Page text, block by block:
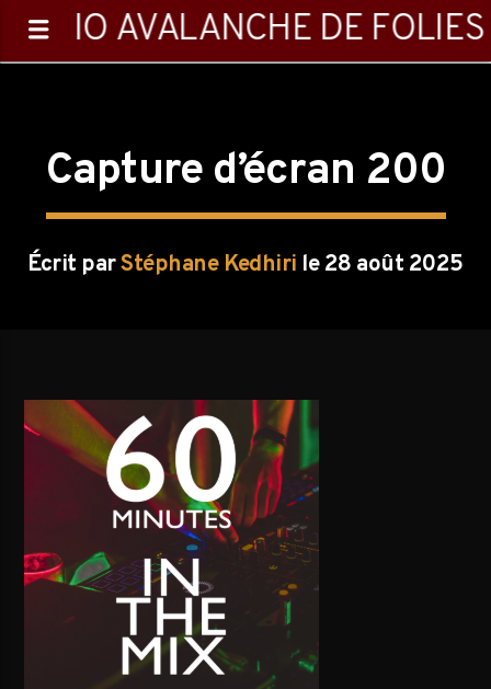
RADIO AVALANCHE DE FOLIES
0:00
Emission en cours
Playlist
14:05 16:00
AVALANCHE DE FOLIES
Capture d’écran 200
Écrit parStéphane Kedhiri le 28 août 2025